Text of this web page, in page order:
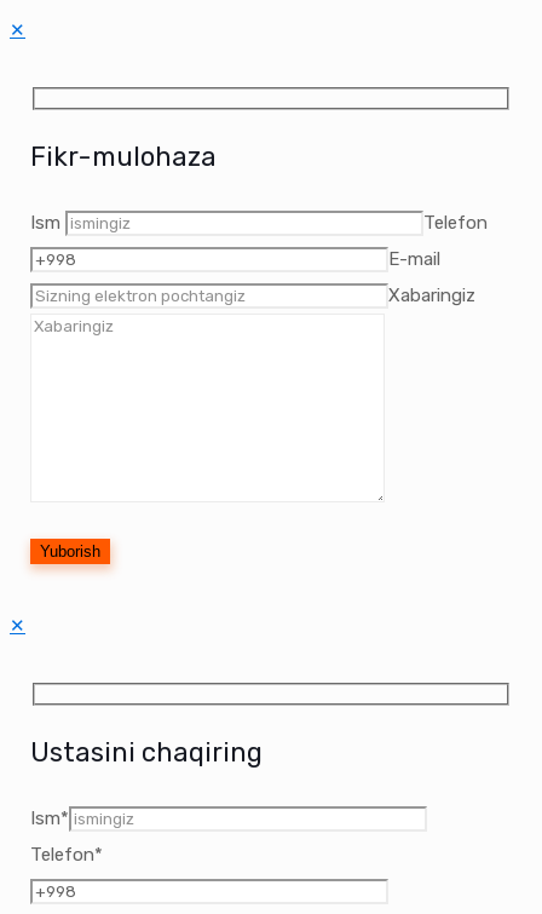
✕
Fikr-mulohaza
Ism
Telefon
E-mail
Xabaringiz
✕
Ustasini chaqiring
Ism*
Telefon*